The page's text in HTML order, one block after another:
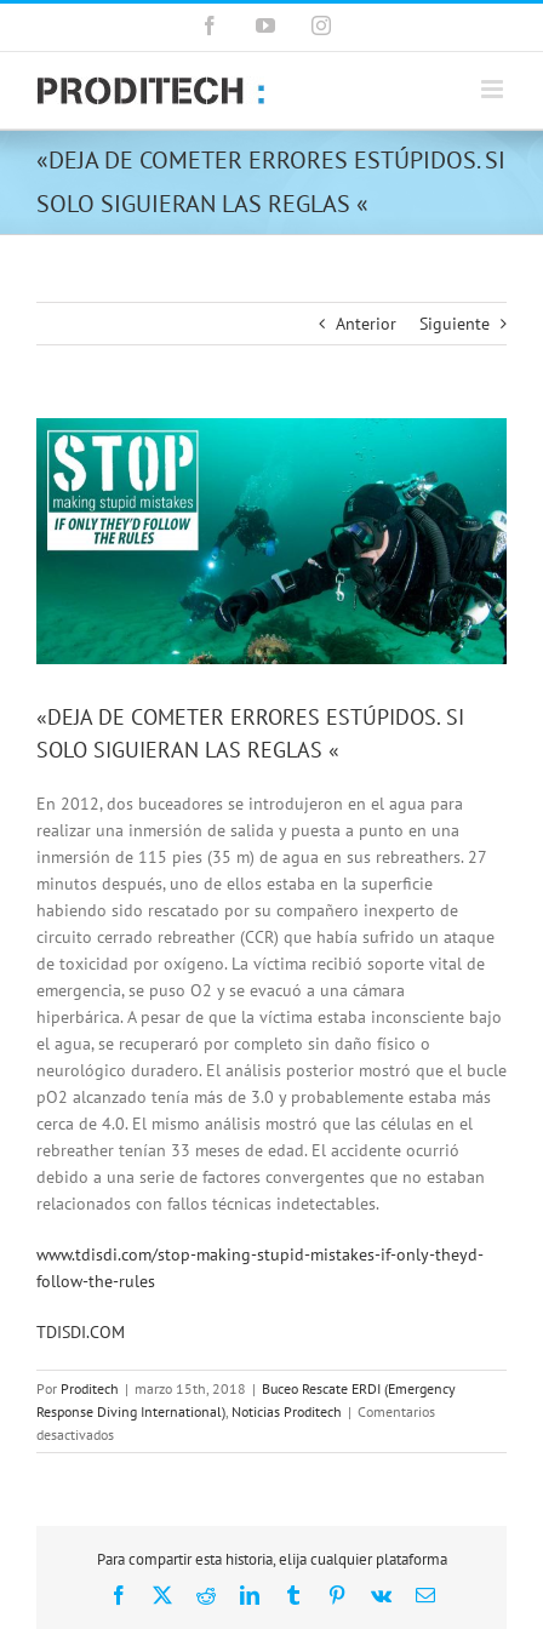
FacebookYouTubeInstagram
«DEJA DE COMETER ERRORES ESTÚPIDOS. SI
SOLO SIGUIERAN LAS REGLAS «
Anterior Siguiente
Ver
imagen
más
grande
«DEJA DE COMETER ERRORES ESTÚPIDOS. SI
SOLO SIGUIERAN LAS REGLAS «
En 2012, dos buceadores se introdujeron en el agua para
realizar una inmersión de salida y puesta a punto en una
inmersión de 115 pies (35 m) de agua en sus rebreathers. 27
minutos después, uno de ellos estaba en la superficie
habiendo sido rescatado por su compañero inexperto de
circuito cerrado rebreather (CCR) que había sufrido un ataque
de toxicidad por oxígeno. La víctima recibió soporte vital de
emergencia, se puso O2 y se evacuó a una cámara
hiperbárica. A pesar de que la víctima estaba inconsciente bajo
el agua, se recuperaró por completo sin daño físico o
neurológico duradero. El análisis posterior mostró que el bucle
pO2 alcanzado tenía más de 3.0 y probablemente estaba más
cerca de 4.0. El mismo análisis mostró que las células en el
rebreather tenían 33 meses de edad. El accidente ocurrió
debido a una serie de factores convergentes que no estaban
relacionados con fallos técnicas indetectables.
www.tdisdi.com/stop-making-stupid-mistakes-if-only-theyd-
follow-the-rules
TDISDI.COM
Por Proditech | marzo 15th, 2018 | Buceo Rescate ERDI (Emergency
Response Diving International) Noticias Proditech | Comentarios
desactivadosen
«DEJA
SIGUIERAN
Para compartir esta historia, elija cualquier plataforma
Facebook
X RedditLinkedInTumblrPinterest
Vk
Correo